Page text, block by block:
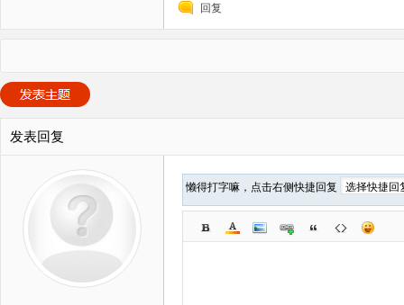
回复
发表回复
懒得打字嘛，点击右侧快捷回复